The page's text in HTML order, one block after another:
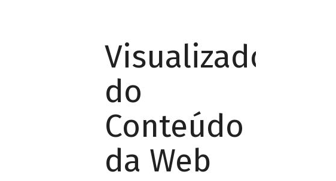
Visualizador
do
Conteúdo
da Web